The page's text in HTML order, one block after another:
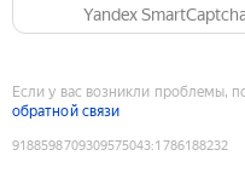
Yandex
Если у вас возникли проблемы,
обратной связи
9188598709309575043:1786188232